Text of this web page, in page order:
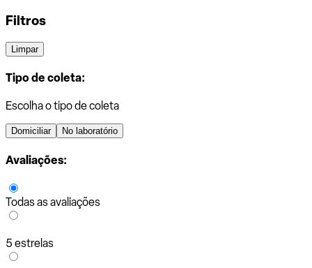
Filtros
Limpar
Tipo de coleta:
Escolha o tipo de coleta
Domiciliar No laboratório
Avaliações:
Todas as avaliações
5 estrelas